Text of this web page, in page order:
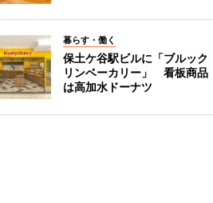
暮らす・働く
保土ケ谷駅ビルに「ブルック
リンベーカリー」 看板商品
は高加水ドーナツ